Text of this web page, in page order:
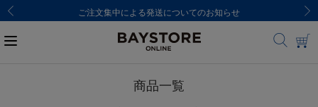
ご注文集中による発送についてのお知らせ
商品一覧